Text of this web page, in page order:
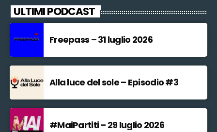
ULTIMI PODCAST
Freepass – 31 luglio 2026
Alla luce del sole – Episodio #3
#MaiPartiti – 29 luglio 2026